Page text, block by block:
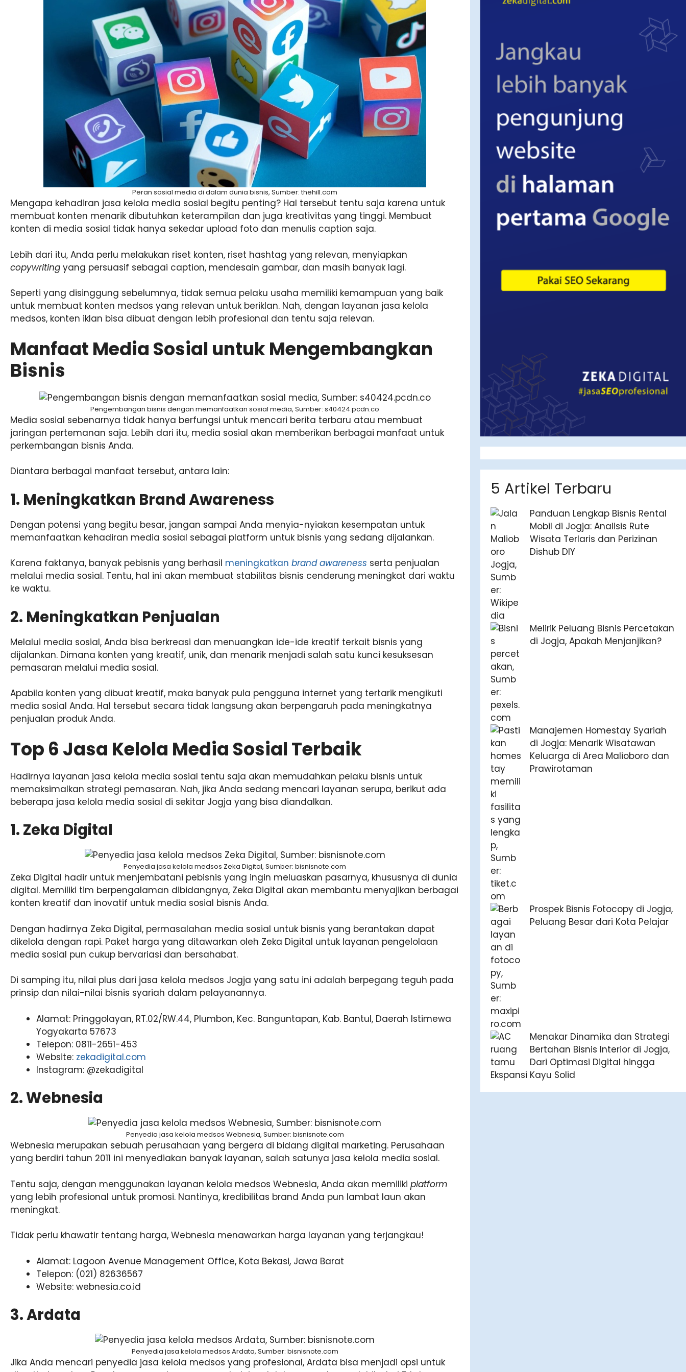
Peran sosial media di dalam dunia bisnis, Sumber: thehill.com
Mengapa kehadiran jasa kelola media sosial begitu penting? Hal tersebut tentu saja karena untuk
membuat konten menarik dibutuhkan keterampilan dan juga kreativitas yang tinggi. Membuat
konten di media sosial tidak hanya sekedar upload foto dan menulis caption saja.
Lebih dari itu, Anda perlu melakukan riset konten, riset hashtag yang relevan, menyiapkan
copywriting yang persuasif sebagai caption, mendesain gambar, dan masih banyak lagi.
Seperti yang disinggung sebelumnya, tidak semua pelaku usaha memiliki kemampuan yang baik
untuk membuat konten medsos yang relevan untuk beriklan. Nah, dengan layanan jasa kelola
medsos, konten iklan bisa dibuat dengan lebih profesional dan tentu saja relevan.
Manfaat Media Sosial untuk Mengembangkan
Bisnis
Pengembangan bisnis dengan memanfaatkan sosial media, Sumber: s40424.pcdn.co
Media sosial sebenarnya tidak hanya berfungsi untuk mencari berita terbaru atau membuat
jaringan pertemanan saja. Lebih dari itu, media sosial akan memberikan berbagai manfaat untuk
perkembangan bisnis Anda.
Diantara berbagai manfaat tersebut, antara lain:
1. Meningkatkan Brand Awareness
Dengan potensi yang begitu besar, jangan sampai Anda menyia-nyiakan kesempatan untuk
memanfaatkan kehadiran media sosial sebagai platform untuk bisnis yang sedang dijalankan.
Karena faktanya, banyak pebisnis yang berhasil meningkatkan brand awareness serta penjualan
melalui media sosial. Tentu, hal ini akan membuat stabilitas bisnis cenderung meningkat dari waktu
ke waktu.
2. Meningkatkan Penjualan
Melalui media sosial, Anda bisa berkreasi dan menuangkan ide-ide kreatif terkait bisnis yang
dijalankan. Dimana konten yang kreatif, unik, dan menarik menjadi salah satu kunci kesuksesan
pemasaran melalui media sosial.
Apabila konten yang dibuat kreatif, maka banyak pula pengguna internet yang tertarik mengikuti
media sosial Anda. Hal tersebut secara tidak langsung akan berpengaruh pada meningkatnya
penjualan produk Anda.
Top 6 Jasa Kelola Media Sosial Terbaik
Hadirnya layanan jasa kelola media sosial tentu saja akan memudahkan pelaku bisnis untuk
memaksimalkan strategi pemasaran. Nah, jika Anda sedang mencari layanan serupa, berikut ada
beberapa jasa kelola media sosial di sekitar Jogja yang bisa diandalkan.
1. Zeka Digital
Penyedia jasa kelola medsos Zeka Digital, Sumber: bisnisnote.com
Zeka Digital hadir untuk menjembatani pebisnis yang ingin meluaskan pasarnya, khususnya di dunia
digital. Memiliki tim berpengalaman dibidangnya, Zeka Digital akan membantu menyajikan berbagai
konten kreatif dan inovatif untuk media sosial bisnis Anda.
Dengan hadirnya Zeka Digital, permasalahan media sosial untuk bisnis yang berantakan dapat
dikelola dengan rapi. Paket harga yang ditawarkan oleh Zeka Digital untuk layanan pengelolaan
media sosial pun cukup bervariasi dan bersahabat.
Di samping itu, nilai plus dari jasa kelola medsos Jogja yang satu ini adalah berpegang teguh pada
prinsip dan nilai-nilai bisnis syariah dalam pelayanannya.
Alamat: Pringgolayan, RT.02/RW.44, Plumbon, Kec. Banguntapan, Kab. Bantul, Daerah Istimewa
Yogyakarta 57673
Telepon: 0811-2651-453
Website: zekadigital.com
Instagram: @zekadigital
2. Webnesia
Penyedia jasa kelola medsos Webnesia, Sumber: bisnisnote.com
Webnesia merupakan sebuah perusahaan yang bergera di bidang digital marketing. Perusahaan
yang berdiri tahun 2011 ini menyediakan banyak layanan, salah satunya jasa kelola media sosial.
Tentu saja, dengan menggunakan layanan kelola medsos Webnesia, Anda akan memiliki platform
yang lebih profesional untuk promosi. Nantinya, kredibilitas brand Anda pun lambat laun akan
meningkat.
Tidak perlu khawatir tentang harga, Webnesia menawarkan harga layanan yang terjangkau!
Alamat: Lagoon Avenue Management Office, Kota Bekasi, Jawa Barat
Telepon: (021) 82636567
Website: webnesia.co.id
3. Ardata
Penyedia jasa kelola medsos Ardata, Sumber: bisnisnote.com
Jika Anda mencari penyedia jasa kelola medsos yang profesional, Ardata bisa menjadi opsi untuk
5 Artikel Terbaru
Panduan Lengkap Bisnis Rental
Mobil di Jogja: Analisis Rute
Wisata Terlaris dan Perizinan
Dishub DIY
Melirik Peluang Bisnis Percetakan
di Jogja, Apakah Menjanjikan?
Manajemen Homestay Syariah
di Jogja: Menarik Wisatawan
Keluarga di Area Malioboro dan
Prawirotaman
Prospek Bisnis Fotocopy di Jogja,
Peluang Besar dari Kota Pelajar
Menakar Dinamika dan Strategi
Bertahan Bisnis Interior di Jogja,
Dari Optimasi Digital hingga
Ekspansi Kayu Solid